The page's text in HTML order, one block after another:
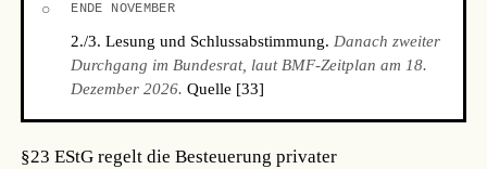
○ ENDE NOVEMBER
2./3. Lesung und Schlussabstimmung. Danach zweiter
Durchgang im Bundesrat, laut BMF-Zeitplan am 18.
Dezember 2026. Quelle [33]
§23 EStG regelt die Besteuerung privater